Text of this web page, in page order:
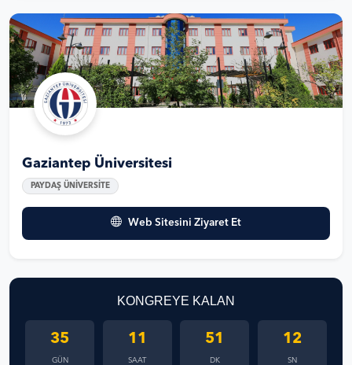
Gaziantep Üniversitesi
PAYDAŞ ÜNİVERSİTE
Web Sitesini Ziyaret Et
KONGREYE KALAN
35
GÜN
11
SAAT
51
DK
12
SN